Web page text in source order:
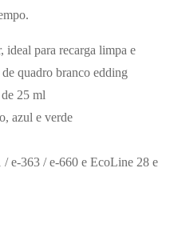
ideal para recarga limpa e
quadro branco edding
25 ml
azul e verde
/ e-363 / e-660 e EcoLine 28 e